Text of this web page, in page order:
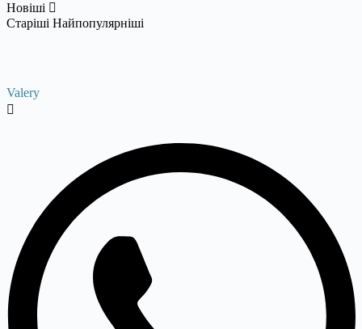
Новіші
Старіші Найпопулярніші
Valery